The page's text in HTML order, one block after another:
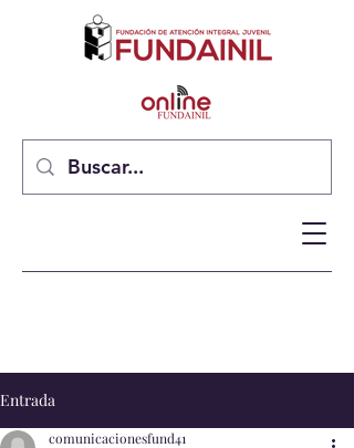
Entrada
comunicacionesfund41